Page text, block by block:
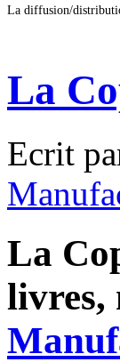
La diffusion/
La
Ecrit
La
livres,